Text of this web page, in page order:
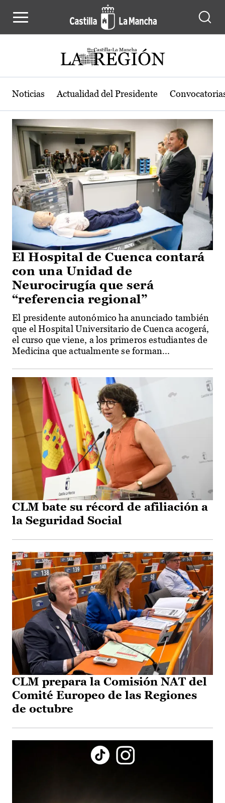
Actualidad de la región de Castilla-
Noticias Actualidad del Presidente
El Hospital de Cuenca contará
con una Unidad de
Neurocirugía que será
“referencia regional”
El presidente autonómico ha anunciado también
que el Hospital Universitario de Cuenca acogerá,
el curso que viene, a los primeros estudiantes de
Medicina que actualmente se forman...
CLM bate su récord de afiliación a
la Seguridad Social
CLM prepara la Comisión NAT del
Comité Europeo de las Regiones
de octubre